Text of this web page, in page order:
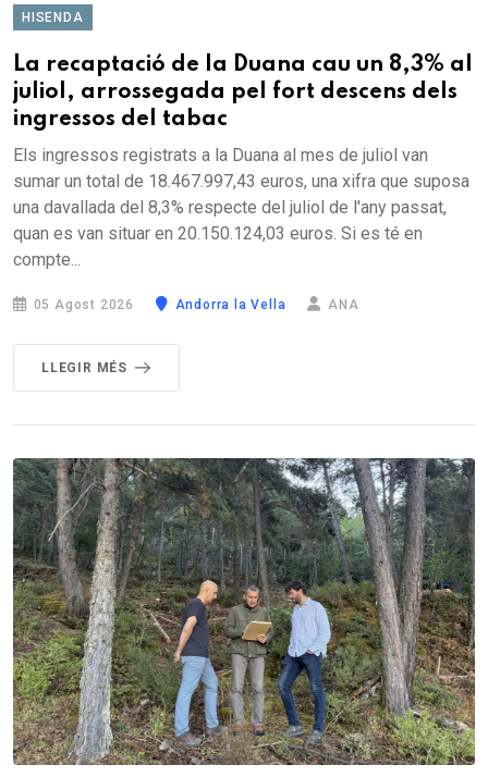
HISENDA
La recaptació de la Duana cau un 8,3% al
juliol, arrossegada pel fort descens dels
ingressos del tabac
Els ingressos registrats a la Duana al mes de juliol van
sumar un total de 18.467.997,43 euros, una xifra que suposa
una davallada del 8,3% respecte del juliol de l'any passat,
quan es van situar en 20.150.124,03 euros. Si es té en
compte...
05 Agost 2026 Andorra la Vella ANA
LLEGIR MÉS